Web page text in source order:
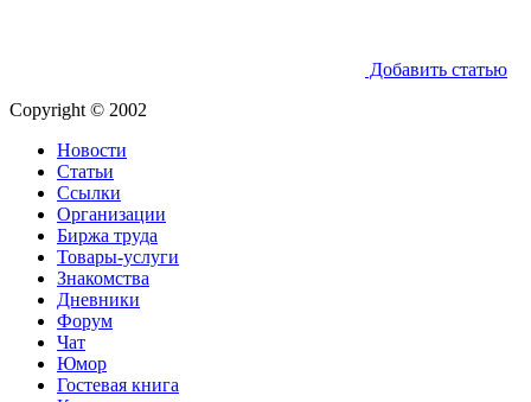
Добавить статью
Copyright © 2002
Новости
Статьи
Ссылки
Организации
Биржа труда
Товары-услуги
Знакомства
Дневники
Форум
Чат
Юмор
Гостевая книга